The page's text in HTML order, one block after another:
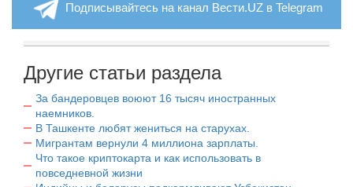
Подписывайтесь на канал Вести.UZ в Telegram
Другие статьи раздела
За бандеровцев воюют 16 тысяч иностранных
наемников.
В Ташкенте любят жениться на старухах.
Мигрантам вернули 4 миллиона зарплаты.
Что такое криптокарта и как использовать в
повседневной жизни